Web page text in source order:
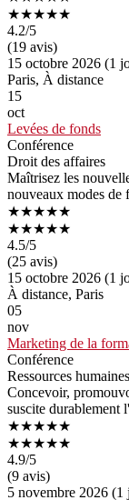
★★★★★
4.2/5
(19 avis)
15 octobre 2026 (1
Paris, À distance
15
oct
Levées de fonds
Conférence
Droit des affaires
Maîtrisez les
nouveaux modes de
★★★★★
★★★★★
4.5/5
(25 avis)
15 octobre 2026 (1
À distance, Paris
05
nov
Marketing de la
Conférence
Ressources humaines
Concevoir,
suscite durablement
★★★★★
★★★★★
4.9/5
(9 avis)
5 novembre 2026 (1